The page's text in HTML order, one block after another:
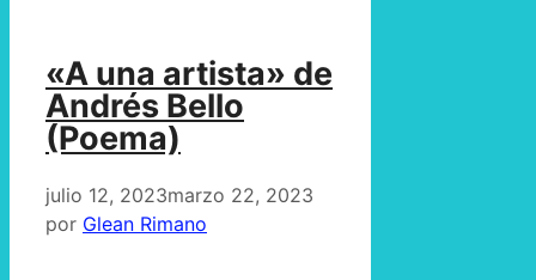
«A una artista» de
Andrés Bello
(Poema)
julio 12, 2023marzo 22, 2023
por Glean Rimano